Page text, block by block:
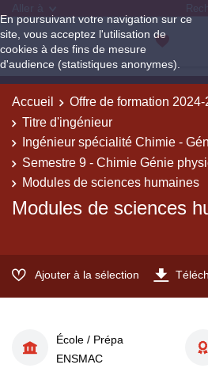
En poursuivant votre navigation sur ce
site, vous acceptez l'utilisation de
cookies à des fins de mesure
d'audience (statistiques anonymes).
Accueil
Offre de formation
Titre d'ingénieur
Ingénieur spécialité Chimie -
Semestre 9 - Chimie Génie
Modules de sciences humaines
Modules de sciences
Ajouter à la sélection
École / Prépa
ENSMAC